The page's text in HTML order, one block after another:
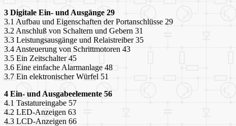
3 Digitale Ein- und Ausgänge 29
3.1 Aufbau und Eigenschaften der Portanschlüsse 29
3.2 Anschluß von Schaltern und Gebern 31
3.3 Leistungsausgänge und Relaistreiber 35
3.4 Ansteuerung von Schrittmotoren 43
3.5 Ein Zeitschalter 45
3.6 Eine einfache Alarmanlage 48
3.7 Ein elektronischer Würfel 51
4 Ein- und Ausgabeelemente 56
4.1 Tastatureingabe 57
4.2 LED-Anzeigen 63
4.3 LCD-Anzeigen 66